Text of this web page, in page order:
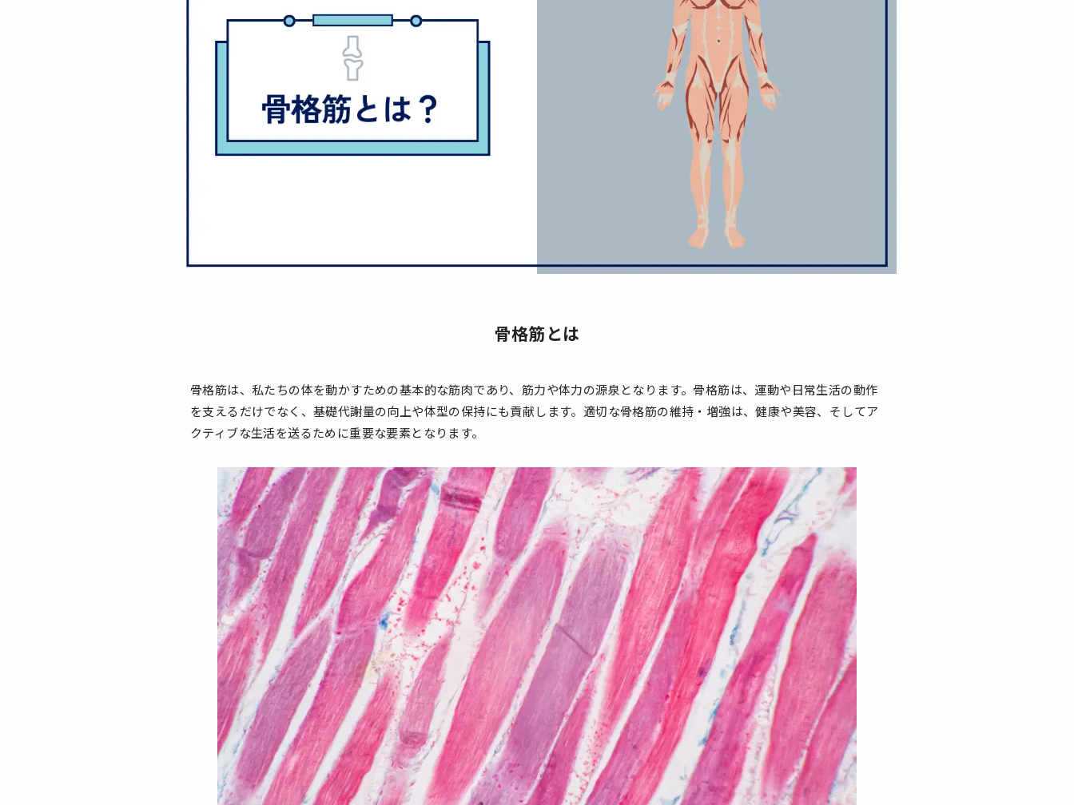
骨格筋とは
骨格筋は、私たちの体を動かすための基本的な筋肉であり、筋力や体力の源泉となります。骨格筋は、運動や日常生活の動作
を支えるだけでなく、基礎代謝量の向上や体型の保持にも貢献します。適切な骨格筋の維持・増強は、健康や美容、そしてア
クティブな生活を送るために重要な要素となります。